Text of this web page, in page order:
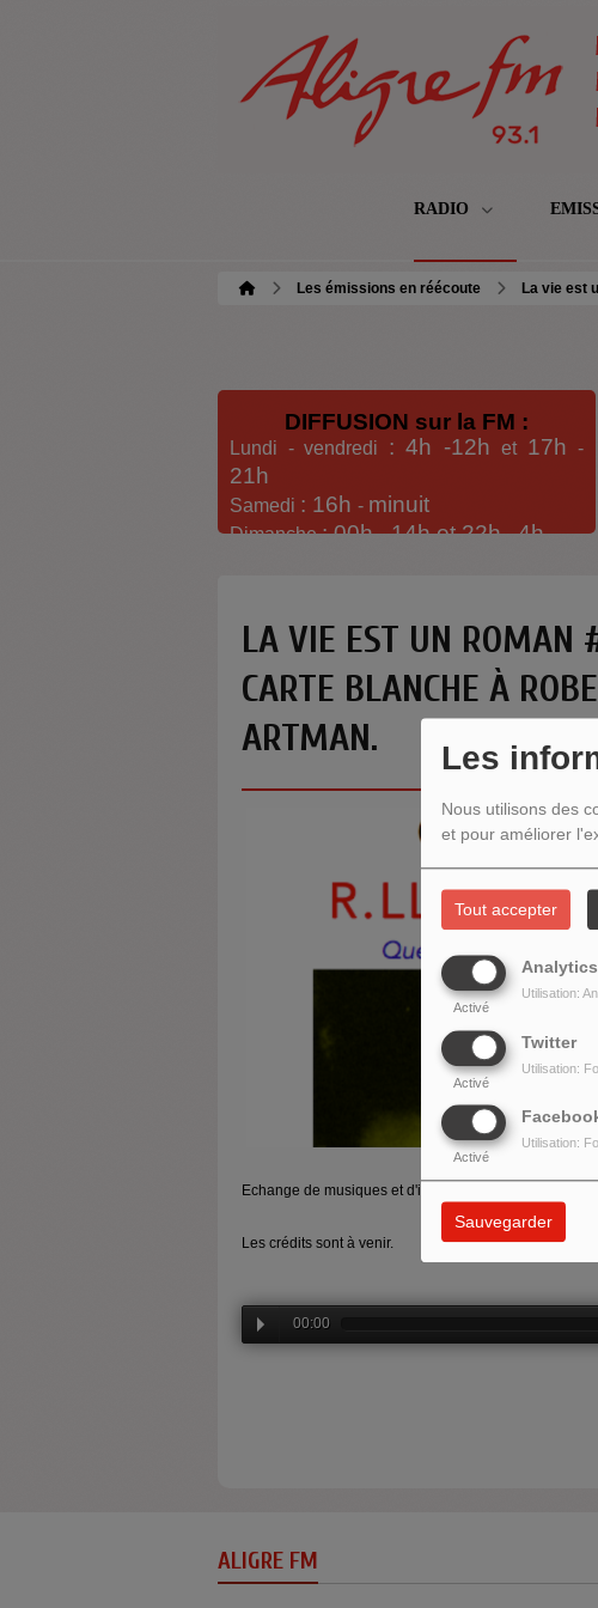
Les
Nous utilisons des
et pour améliorer
Tout accepter
Analytics
Activé
Utilisation:
Twitter
Activé
Utilisation:
Activé
Utilisation:
Sauvegarder
RADIO
Les émissions en réécoute La vie est
DIFFUSION sur la FM :
Lundi - vendredi : 4h -12h et 17h -
21h
Samedi : 16h - minuit
Dimanche: 00h -14h et 22h-4h
LA VIE EST UN ROMAN
CARTE BLANCHE À
ARTMAN.
Echange de musiques et d'impressions, de feeling et
Les crédits sont à venir.
00:00
ALIGRE FM